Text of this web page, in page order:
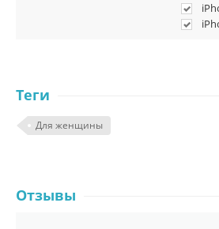
Теги
Для женщины
Отзывы